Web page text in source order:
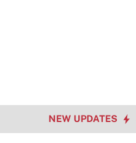
NEW UPDATES